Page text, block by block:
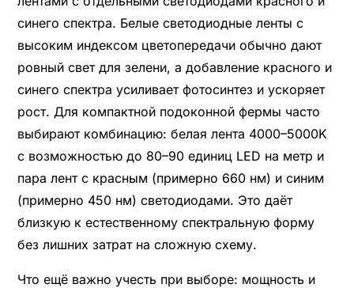
синего спектра. Белые светодиодные ленты с
высоким индексом цветопередачи обычно дают
ровный свет для зелени, а добавление красного и
синего спектра усиливает фотосинтез и ускоряет
рост. Для компактной подоконной фермы часто
выбирают комбинацию: белая лента 4000–5000K
с возможностью до 80–90 единиц LED на метр и
пара лент с красным (примерно 660 нм) и синим
(примерно 450 нм) светодиодами. Это даёт
близкую к естественному спектральную форму
без лишних затрат на сложную схему.
Что ещё важно учесть при выборе: мощность и